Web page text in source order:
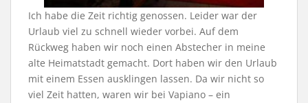
Ich habe die Zeit richtig genossen. Leider war der
Urlaub viel zu schnell wieder vorbei. Auf dem
Rückweg haben wir noch einen Abstecher in meine
alte Heimatstadt gemacht. Dort haben wir den Urlaub
mit einem Essen ausklingen lassen. Da wir nicht so
viel Zeit hatten, waren wir bei Vapiano – ein